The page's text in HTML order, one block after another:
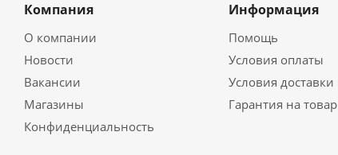
Компания
О компании
Новости
Вакансии
Магазины
Конфиденциальность
Информация
Помощь
Условия оплаты
Условия доставки
Гарантия на товар